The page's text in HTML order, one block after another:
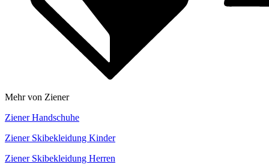
Mehr von Ziener
Ziener Handschuhe
Ziener Skibekleidung Kinder
Ziener Skibekleidung Herren